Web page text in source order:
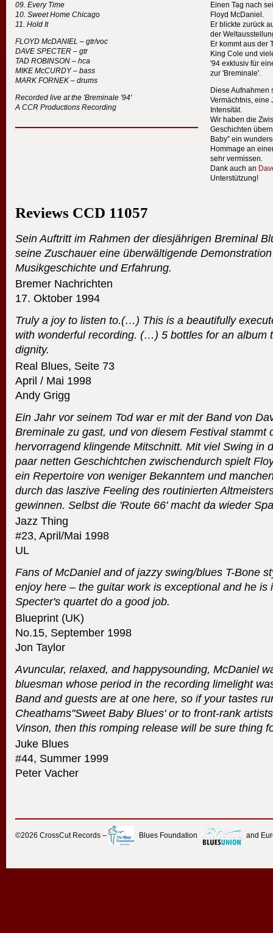
Every Time
Sweet Home Chicago
Hold It
FLOYD McDANIEL – gtr/voc
DAVE SPECTER – gtr
TAD ROBINSON – hca
MIKE McCURDY – bass
MARK FORNEK – drums
Recorded live at the 'Breminale '94'
A CCR Productions Recording
Einen Tag nach
Floyd McDaniel.
Er blickte zurück
der
Er kommt aus der
King Cole und
'94 exklusiv für
zur 'Breminale'.
Diese Aufnahmen
Vermächtnis, eine
Intensität.
Wir haben die
Geschichten
Baby” ein
Hommage an
sehr vermissen.
Dank auch an
Unterstützung!
Reviews CCD 11057
Sein Auftritt im Rahmen der diesjährigen Breminal
seine Zuschauer eine überwältigende
Musikgeschichte und Erfahrung.
Bremer Nachrichten
17. Oktober 1994
Truly a joy to listen to.(…) This is a beautifully
with wonderful recording. (…) 5 bottles for an album
dignity.
Real Blues, Seite 73
April / Mai 1998
Andy Grigg
Ein Jahr vor seinem Tod war er mit der Band von
Breminale zu gast, und von diesem Festival stammt
hervorragend klingende Mitschnitt. Mit viel Swing in
paar netten Geschichtchen zwischendurch spielt
ein Repertoire von weniger Bekanntem und
durch das laszive Feeling des routinierten
gewinnen. Selbst die 'Route 66' macht da wieder
Jazz Thing
#23, April/Mai 1998
UL
Fans of McDaniel and of jazzy swing/blues T-Bone
enjoy here – the guitar work is exceptional and he is
Specter's quartet do a good job.
Blueprint (UK)
No.15, September 1998
Jon Taylor
Avuncular, relaxed, and happysounding, McDaniel
bluesman whose period in the recording limelight
Band and guests are at one here, so if your tastes
Cheathams''Sweet Baby Blues' or to front-rank
Vinson, then this romping release will be sure thing
Juke Blues
#44, Summer 1999
Peter Vacher
©2026 CrossCut Records – Blues Foundation and